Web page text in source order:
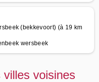
(bekkevoort) (à 19 km
wersbeek
voisines